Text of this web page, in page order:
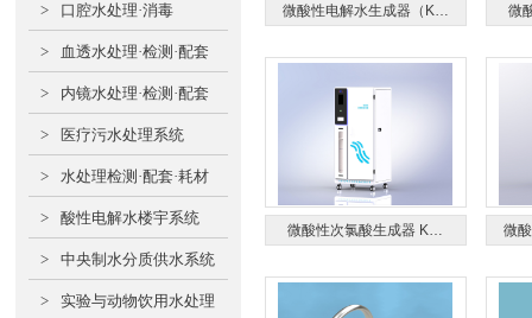
> 口腔水处理·消毒
> 血透水处理·检测·配套
> 内镜水处理·检测·配套
> 医疗污水处理系统
> 水处理检测·配套·耗材
> 酸性电解水楼宇系统
> 中央制水分质供水系统
> 实验与动物饮用水处理
微酸性电解水生成器（K… 微
微酸性次氯酸生成器 K… 微